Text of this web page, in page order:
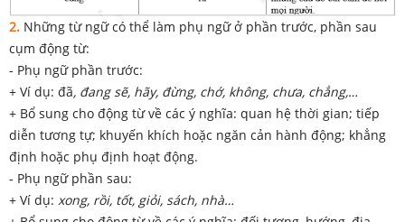
2. Những từ ngữ có thể làm phụ ngữ ở phần trước, phần sau
cụm động từ:
- Phụ ngữ phần trước:
+ Ví dụ: đã, đang sẽ, hãy, đừng, chớ, không, chưa, chẳng,…
+ Bổ sung cho động từ về các ý nghĩa: quan hệ thời gian; tiếp
diễn tương tự; khuyến khích hoặc ngăn cản hành động; khẳng
định hoặc phụ định hoạt động.
- Phụ ngữ phần sau:
+ Ví dụ: xong, rồi, tốt, giỏi, sách, nhà…